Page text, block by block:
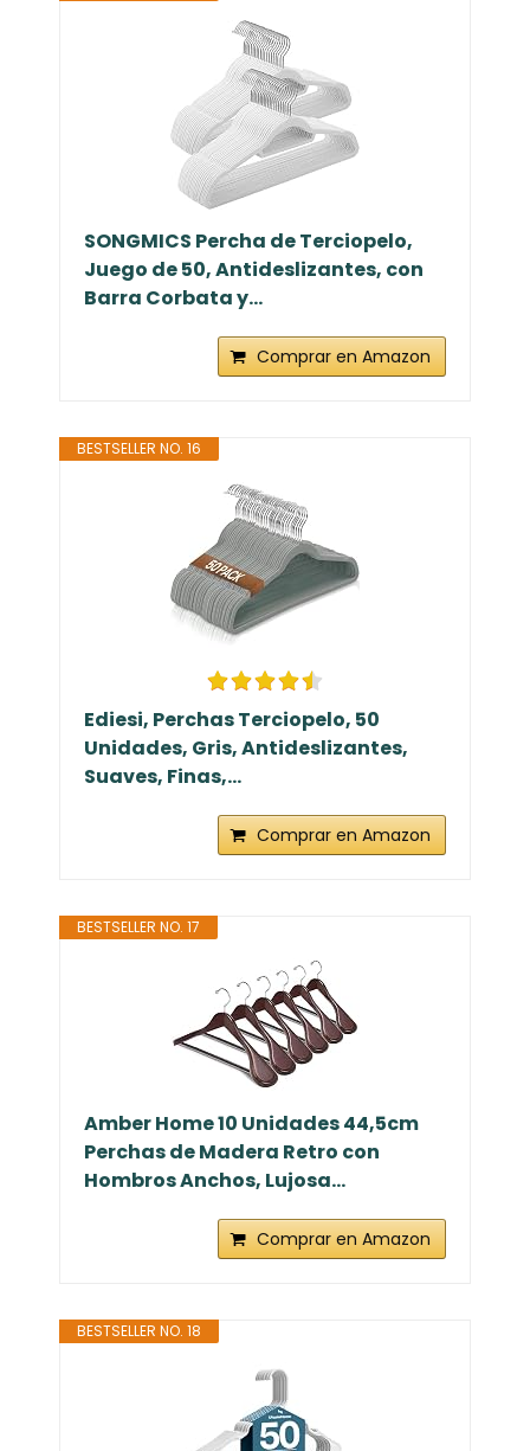
SONGMICS Percha de Terciopelo,
Juego de 50, Antideslizantes, con
Barra Corbata y...
Comprar en Amazon
BESTSELLER NO. 16
Ediesi, Perchas Terciopelo, 50
Unidades, Gris, Antideslizantes,
Suaves, Finas,...
Comprar en Amazon
BESTSELLER NO. 17
Amber Home 10 Unidades 44,5cm
Perchas de Madera Retro con
Hombros Anchos, Lujosa...
Comprar en Amazon
BESTSELLER NO. 18